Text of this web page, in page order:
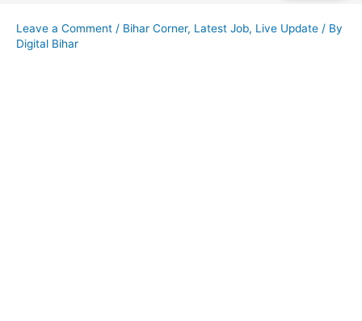
Leave a Comment / Bihar Corner, Latest Job, Live Update / By
Digital Bihar